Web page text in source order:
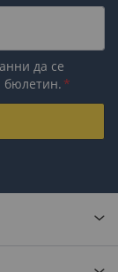
да се
бюлетин.